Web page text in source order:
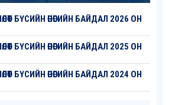
БҮСИЙН ӨНӨӨГИЙН БАЙДАЛ 2026 ОН
БҮСИЙН ӨНӨӨГИЙН БАЙДАЛ 2025 ОН
БҮСИЙН ӨНӨӨГИЙН БАЙДАЛ 2024 ОН